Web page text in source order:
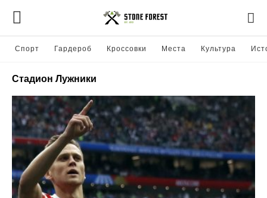
Спорт Гардероб Кроссовки Места Культура
Стадион Лужники